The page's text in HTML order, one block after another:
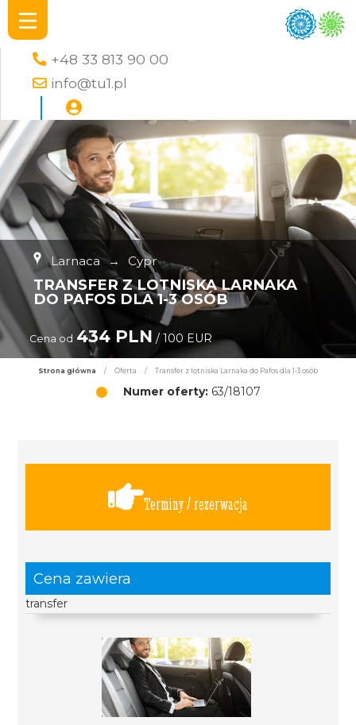
+48 33 813 90 00
info@tu1.pl
Larnaca → Cypr
TRANSFER Z LOTNISKA LARNAKA
DO PAFOS DLA 1-3 OSÓB
Cena od 434 PLN / 100 EUR
Strona główna / Oferta / Transfer z lotniska Larnaka do Pafos dla 1-3 osób
Numer oferty:63/18107
Terminy / rezerwacja
Cena zawiera
transfer